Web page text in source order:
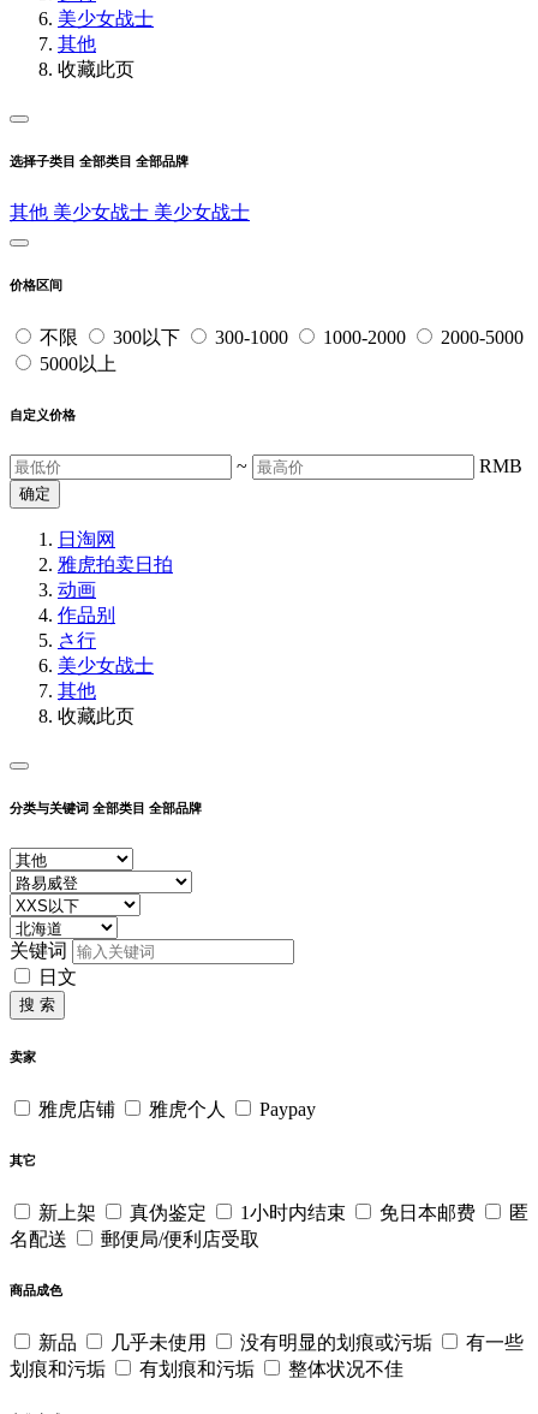
美少女战士
其他
收藏此页
选择子类目 全部类目 全部品牌
其他 美少女战士 美少女战士
价格区间
不限 300以下 300-1000 1000-2000
2000-5000
5000以上
自定义价格
~ RMB
确定
日淘网
雅虎拍卖日拍
动画
作品别
さ行
美少女战士
其他
收藏此页
分类与关键词 全部类目 全部品牌
关键词
日文
搜 索
卖家
雅虎店铺 雅虎个人 Paypay
其它
新上架 真伪鉴定 1小时内结束 免日本邮费
匿
名配送
郵便局/便利店受取
商品成色
新品 几乎未使用 没有明显的划痕或污垢
有一些
划痕和污垢
有划痕和污垢 整体状况不佳